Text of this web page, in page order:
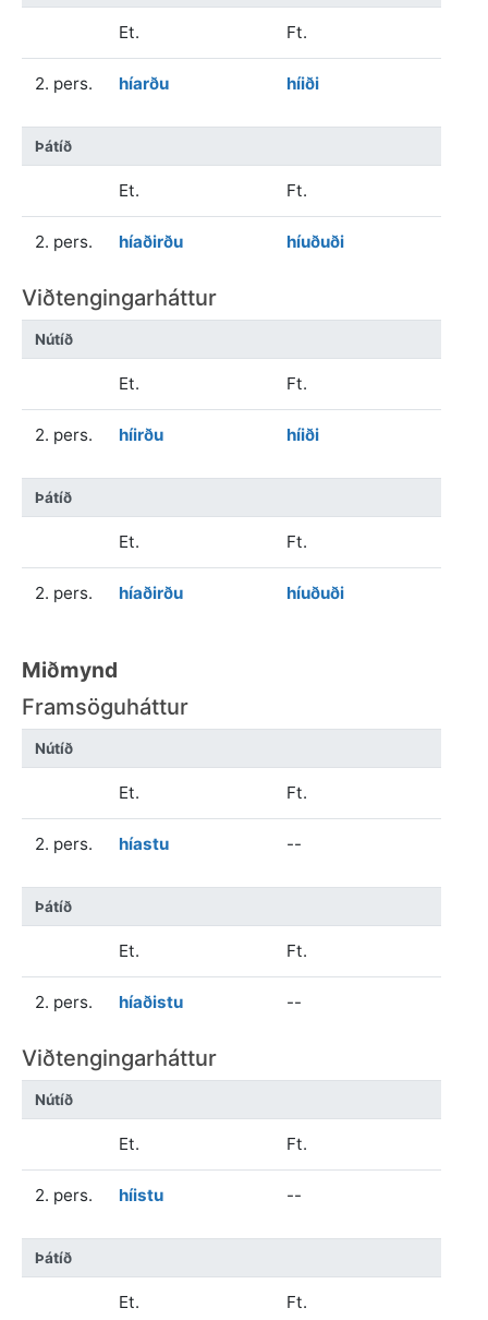
Et. Ft.
2. pers. híarðu híiði
Þátíð
Et. Ft.
2. pers. híaðirðu híuðuði
Viðtengingarháttur
Nútíð
Et. Ft.
2. pers. híirðu híiði
Þátíð
Et. Ft.
2. pers. híaðirðu híuðuði
Miðmynd
Framsöguháttur
Nútíð
Et. Ft.
2. pers. híastu --
Þátíð
Et. Ft.
2. pers. híaðistu --
Viðtengingarháttur
Nútíð
Et. Ft.
2. pers. híistu --
Þátíð
Et. Ft.